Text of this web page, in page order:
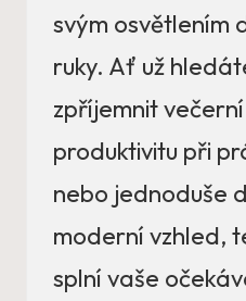
svým osvětlením
ruky. Ať už
zpříjemnit
produktivitu při
nebo jednoduše
moderní vzhled,
splní vaše